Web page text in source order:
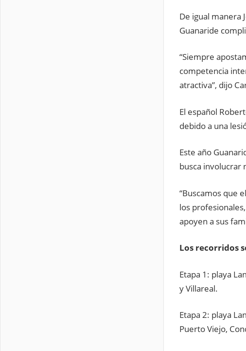
De igual manera
Guanaride
“Siempre
competencia
atractiva”, dijo
El español
debido a una
Este año
busca involucrar
“Buscamos que
los
apoyen a sus
Los recorridos
Etapa 1: playa
y Villareal.
Etapa 2: playa
Puerto Viejo,